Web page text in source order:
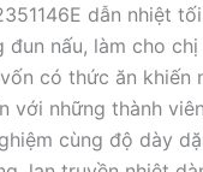
dẫn nhiệt
nấu, làm cho
có thức ăn
với những thành
cùng độ dày